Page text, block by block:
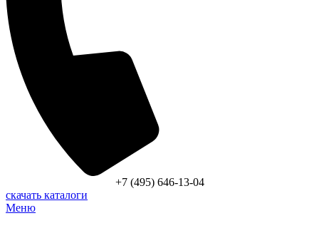
+7 (495) 646-13-04
скачать каталоги
Меню